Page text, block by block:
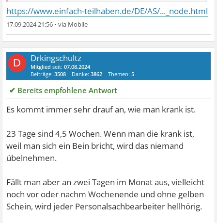
https://www.einfach-teilhaben.de/DE/AS/..._node.html
17.09.2024 21:56 •
D Drkingschultz
Mitglied seit:07.08.2024
Beiträge:3508 Danke:3862 Themen:5
✔ Bereits empfohlene Antwort
Es kommt immer sehr drauf an, wie man krank ist.
23 Tage sind 4,5 Wochen. Wenn man die krank ist,
weil man sich ein Bein bricht, wird das niemand
übelnehmen.
Fällt man aber an zwei Tagen im Monat aus, vielleicht
noch vor oder nachm Wochenende und ohne gelben
Schein, wird jeder Personalsachbearbeiter hellhörig.